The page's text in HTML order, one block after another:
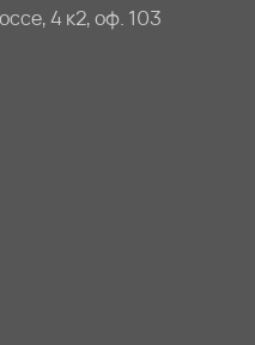
4 к2, оф. 103